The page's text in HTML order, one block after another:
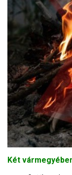
Két